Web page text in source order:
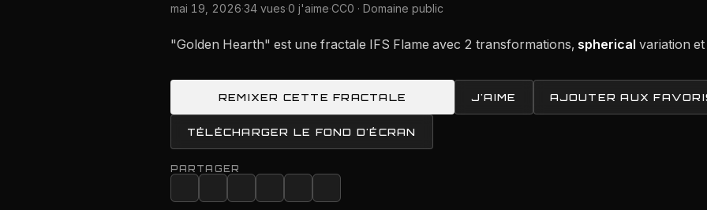
mai 19, 2026·34 vues·0 j'aime·CC0 · Domaine public
"Golden Hearth" est une fractale IFS Flame avec 2 transformations, spherical variation
REMIXER CETTE FRACTALE J'AIME AJOUTER AUX
TÉLÉCHARGER LE FOND D'ÉCRAN
PARTAGER